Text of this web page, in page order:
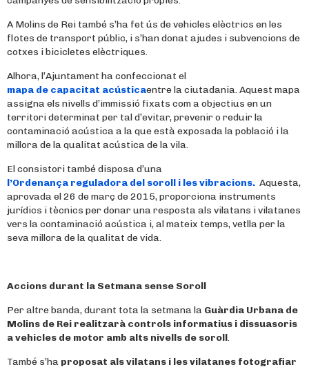
A Molins de Rei també s’ha fet ús de vehicles elèctrics en les
flotes de transport públic, i s’han donat ajudes i subvencions de
cotxes i bicicletes elèctriques.
Alhora, l’Ajuntament ha confeccionat el
mapa de capacitat acústicaentre la ciutadania. Aquest mapa
assigna els nivells d’immissió fixats com a objectius en un
territori determinat per tal d’evitar, prevenir o reduir la
contaminació acústica a la que està exposada la població i la
millora de la qualitat acústica de la vila.
El consistori també disposa d’una
l’Ordenança reguladora del soroll i les vibracions. Aquesta,
aprovada el 26 de març de 2015, proporciona instruments
jurídics i tècnics per donar una resposta als vilatans i vilatanes
vers la contaminació acústica i, al mateix temps, vetlla per la
seva millora de la qualitat de vida.
Accions durant la Setmana sense Soroll
Per altre banda, durant tota la setmana la Guàrdia Urbana de
Molins de Rei realitzarà controls informatius i dissuasoris
a vehicles de motor amb alts nivells de soroll.
També s’ha proposat als vilatans i les vilatanes fotografiar